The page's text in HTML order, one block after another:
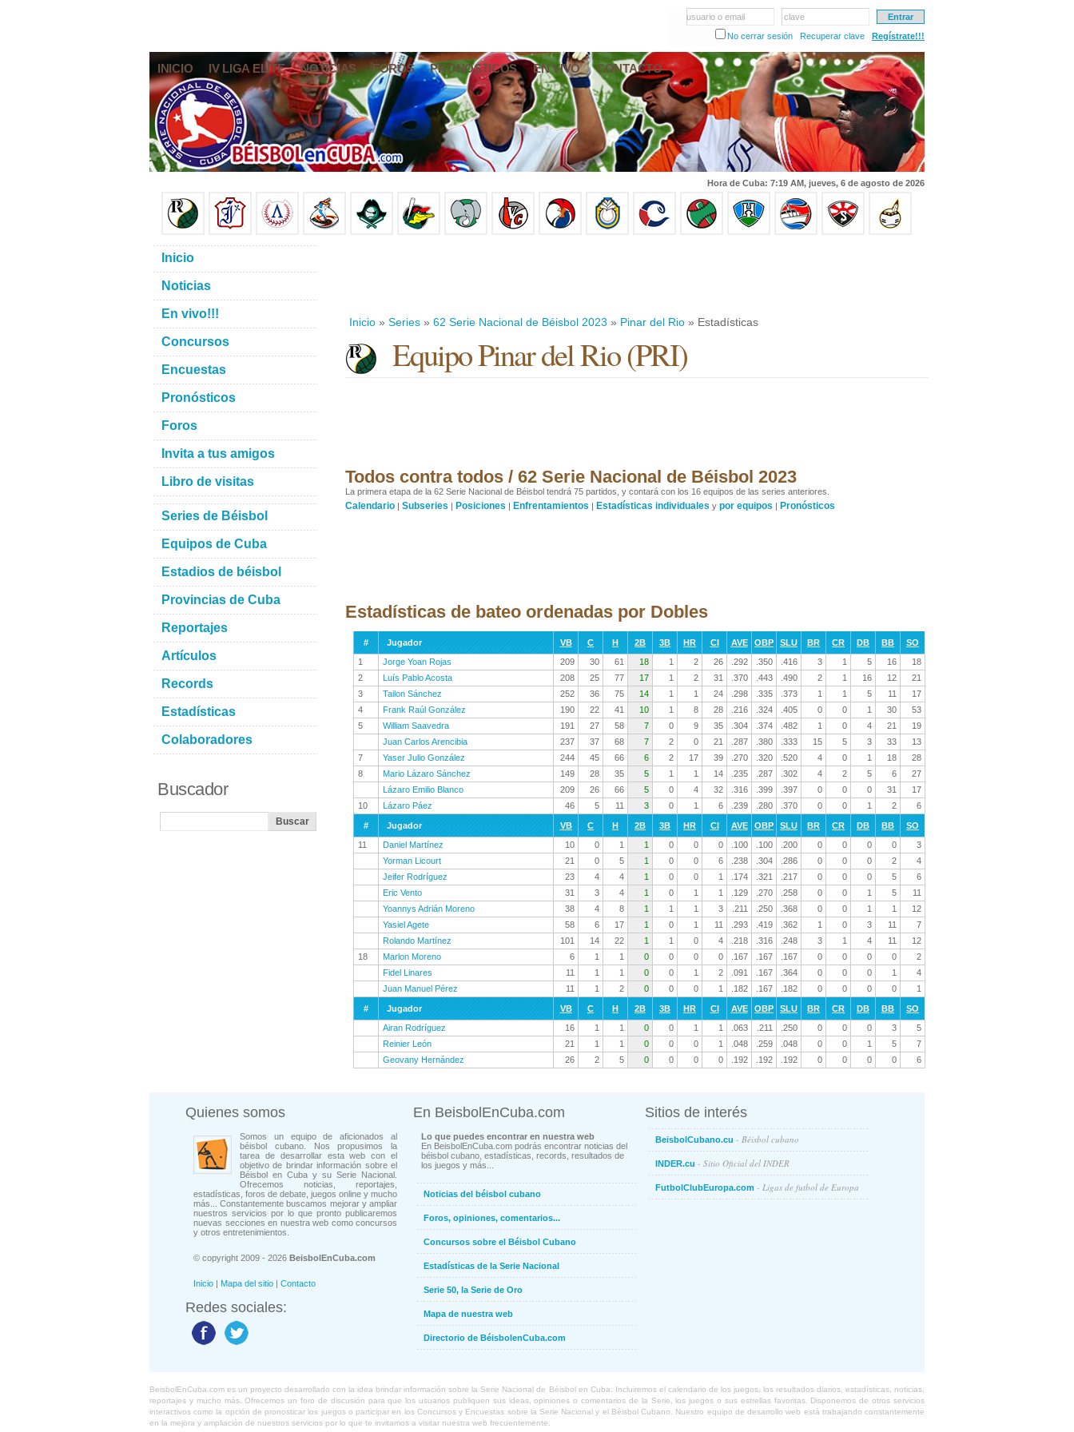
usuario o email
clave
No cerrar sesión
Recuperar clave Regístrate!!!
INICIO IV LIGA ELITE NOTICIAS FOROS PRONÓSTICOS EN VIVO CONTACTO
Hora de Cuba: 7:19 AM, jueves, 6 de agosto de 2026
Inicio » Series » 62 Serie Nacional de Béisbol 2023 » Pinar del Rio » Estadísticas
Equipo Pinar del Rio (PRI)
Todos contra todos / 62 Serie Nacional de Béisbol 2023
La primera etapa de la 62 Serie Nacional de Béisbol tendrá 75 partidos, y contará con los 16 equipos de las series anteriores.
Calendario | Subseries | Posiciones | Enfrentamientos | Estadísticas individuales y por equipos | Pronósticos
Estadísticas de bateo ordenadas por Dobles
# Jugador VB C H 2B 3B HR CI AVE OBP SLU BR CR DB BB
SO
1
Jorge Yoan Rojas 209 30 61 18 1 2 26 .292 .350 .416 3 1 5 16
18
2
Luís Pablo Acosta 208 25 77 17 1 2 31 .370 .443 .490 2 1 16 12
21
3
Tailon Sánchez 252 36 75 14 1 1 24 .298 .335 .373 1 1 5 11
17
4
Frank Raúl González 190 22 41 10 1 8 28 .216 .324 .405 0 0 1 30
53
5
William Saavedra 191 27 58 7 0 9 35 .304 .374 .482 1 0 4 21
19
Juan Carlos Arencibia
237 37 68 7 2 0 21 .287 .380 .333 15 5 3 33
13
7
Yaser Julio González 244 45 66 6 2 17 39 .270 .320 .520 4 0 1 18
28
8
Mario Lázaro Sánchez 149 28 35 5 1 1 14 .235 .287 .302 4 2 5 6
27
Lázaro Emilio Blanco
209 26 66 5 0 4 32 .316 .399 .397 0 0 0 31
17
10
Lázaro Páez 46 5 11 3 0 1 6 .239 .280 .370 0 0 1 2 6
# Jugador VB C H 2B 3B HR CI AVE OBP SLU BR CR DB BB
SO
11
Daniel Martínez 10 0 1 1 0 0 0 .100 .100 .200 0 0 0 0
3
Yorman Licourt
21 0 5 1 0 0 6 .238 .304 .286 0 0 0 2
4
Jeifer Rodríguez
23 4 4 1 0 0 1 .174 .321 .217 0 0 0 5
6
Eric Vento
31 3 4 1 0 1 1 .129 .270 .258 0 0 1 5
11
Yoannys Adrián Moreno
38 4 8 1 1 1 3 .211 .250 .368 0 0 1 1
12
Yasiel Agete
58 6 17 1 0 1 11 .293 .419 .362 1 0 3 11
7
Rolando Martínez
101 14 22 1 1 0 4 .218 .316 .248 3 1 4 11
12
18
Marlon Moreno 6 1 1 0 0 0 0 .167 .167 .167 0 0 0 0
2
Fidel Linares
11 1 1 0 0 1 2 .091 .167 .364 0 0 0 1
4
Juan Manuel Pérez
11 1 2 0 0 0 1 .182 .167 .182 0 0 0 0 1
# Jugador VB C H 2B 3B HR CI AVE OBP SLU BR CR DB BB
SO
Airan Rodríguez
16 1 1 0 0 1 1 .063 .211 .250 0 0 0 3
5
Reinier León
21 1 1 0 0 0 1 .048 .259 .048 0 0 1 5
7
Geovany Hernández
26 2 5 0 0 0 0 .192 .192 .192 0 0 0 0 6
Inicio
Noticias
En vivo!!!
Concursos
Encuestas
Pronósticos
Foros
Invita a tus amigos
Libro de visitas
Series de Béisbol
Equipos de Cuba
Estadios de béisbol
Provincias de Cuba
Reportajes
Artículos
Records
Estadísticas
Colaboradores
Buscador
Quienes somos
Somos un equipo de aficionados al
béisbol cubano. Nos propusimos la
tarea de desarrollar esta web con el
objetivo de brindar información sobre el
Béisbol en Cuba y su Serie Nacional.
Ofrecemos noticias, reportajes,
estadísticas, foros de debate, juegos online y mucho
más... Constantemente buscamos mejorar y ampliar
nuestros servicios por lo que pronto publicaremos
nuevas secciones en nuestra web como concursos
y otros entretenimientos.
© copyright 2009 - 2026 BeisbolEnCuba.com
Inicio | Mapa del sitio | Contacto
Redes sociales:
En BeisbolEnCuba.com
Lo que puedes encontrar en nuestra web
En BeisbolEnCuba.com podrás encontrar noticias del
béisbol cubano, estadísticas, records, resultados de
los juegos y más...
Noticias del béisbol cubano
Foros, opiniones, comentarios...
Concursos sobre el Béisbol Cubano
Estadísticas de la Serie Nacional
Serie 50, la Serie de Oro
Mapa de nuestra web
Directorio de BéisbolenCuba.com
Sitios de interés
BeisbolCubano.cu - Béisbol cubano
INDER.cu - Sitio Oficial del INDER
FutbolClubEuropa.com - Ligas de futbol de Europa
BeisbolEnCuba.com es un proyecto desarrollado con la idea brindar información sobre la Serie Nacional de Béisbol en Cuba. Incluiremos el calendario de los juegos, los resultados diarios, estadísticas, noticias,
reportajes y mucho más. Ofrecemos un foro de discusión para que los usuarios publiquen sus ideas, opiniones o comentarios de la Serie, los juegos o sus estrellas favoritas. Disponemos de otros servicios
interactivos como la opción de pronosticar los juegos o participar en los Concursos y Encuestas sobre la Serie Nacional y el Béisbol Cubano. Nuestro equipo de desarrollo web está trabajando constantemente
en la mejora y ampliación de nuestros servicios por lo que te invitamos a visitar nuestra web frecuentemente.